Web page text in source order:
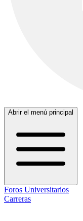
Abrir el menú principal
Foros Universitarios
Carreras